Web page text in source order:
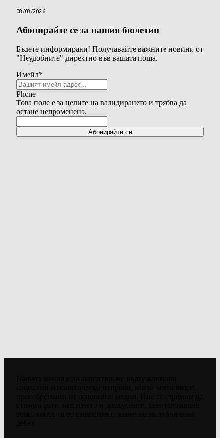
08/08/2026
Абонирайте се за нашия бюлетин
Бъдете информирани! Получавайте важните новини от
"Неудобните" директно във вашата поща.
Имейл*
Phone
Това поле е за целите на валидирането и трябва да
остане непроменено.